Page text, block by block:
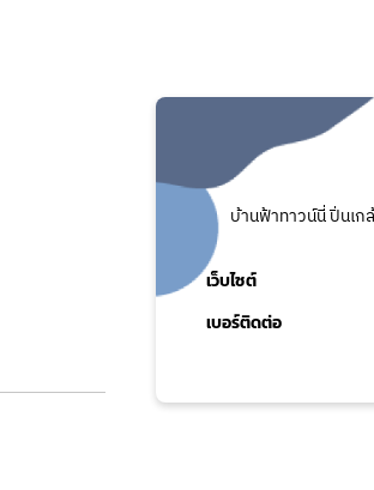
บ้านฟ้าทาวน์นี่ ปิ่นเก
เว็บไซต์
เบอร์ติดต่อ